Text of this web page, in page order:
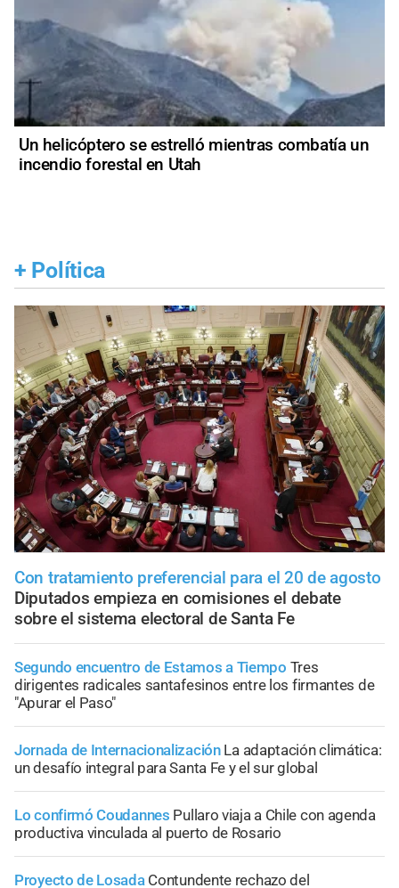
Un helicóptero se estrelló mientras combatía un
incendio forestal en Utah
+ Política
Con tratamiento preferencial para el 20 de agosto
Diputados empieza en comisiones el debate
sobre el sistema electoral de Santa Fe
Segundo encuentro de Estamos a Tiempo Tres
dirigentes radicales santafesinos entre los firmantes de
"Apurar el Paso"
Jornada de Internacionalización La adaptación climática:
un desafío integral para Santa Fe y el sur global
Lo confirmó Coudannes Pullaro viaja a Chile con agenda
productiva vinculada al puerto de Rosario
Proyecto de Losada Contundente rechazo del